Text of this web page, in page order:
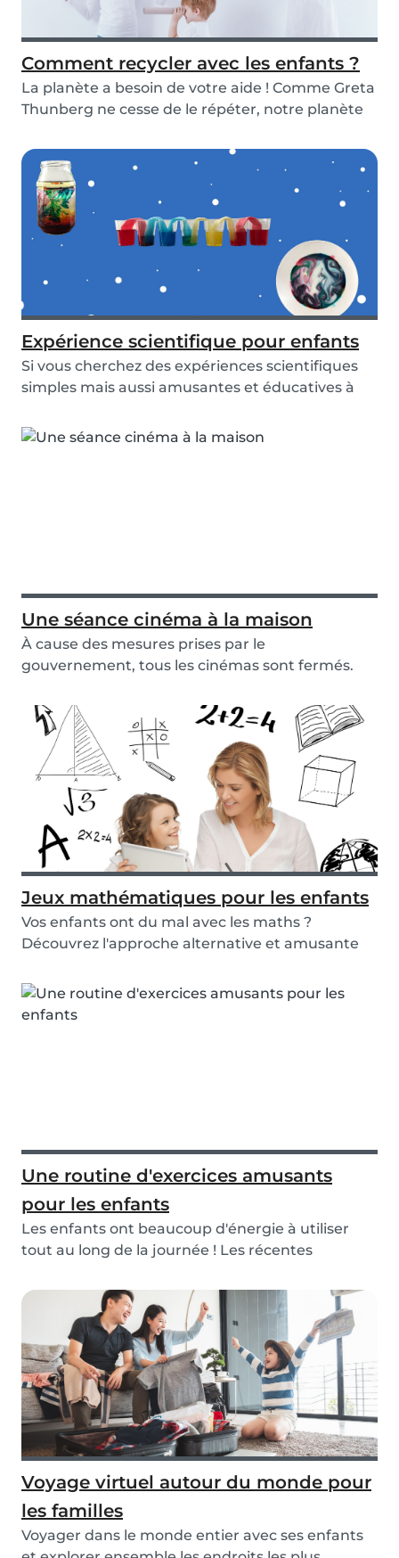
Comment recycler avec les enfants ?
La planète a besoin de votre aide ! Comme Greta
Thunberg ne cesse de le répéter, notre planète
Expérience scientifique pour enfants
Si vous cherchez des expériences scientifiques
simples mais aussi amusantes et éducatives à
Une séance cinéma à la maison
À cause des mesures prises par le
gouvernement, tous les cinémas sont fermés.
Jeux mathématiques pour les enfants
Vos enfants ont du mal avec les maths ?
Découvrez l'approche alternative et amusante
Une routine d'exercices amusants
pour les enfants
Les enfants ont beaucoup d'énergie à utiliser
tout au long de la journée ! Les récentes
Voyage virtuel autour du monde pour
les familles
Voyager dans le monde entier avec ses enfants